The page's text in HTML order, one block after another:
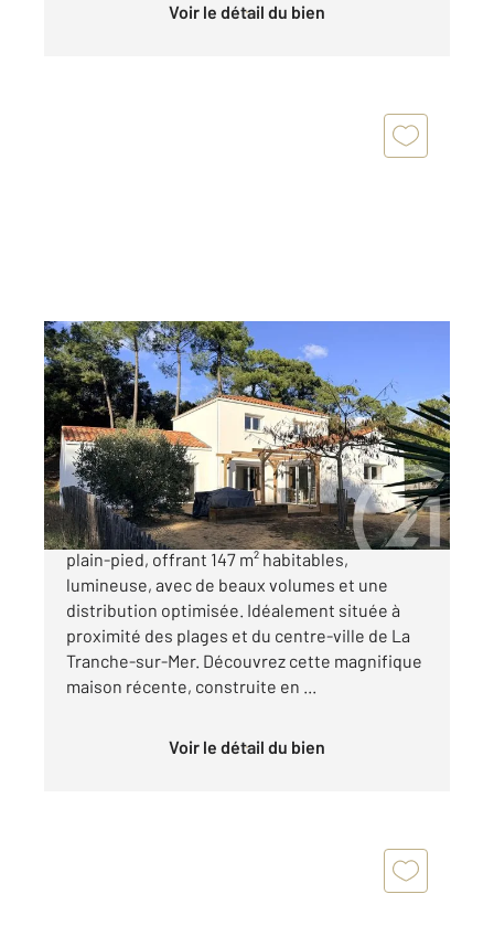
Voir le détail du bien
LA TRANCHE SUR MER 85
147,25 m2, 6 pièces
Ref : 2251
Maison à vendre
586 200 €
À vendre : maison contemporaine de 2021, de
plain-pied, offrant 147 m² habitables,
lumineuse, avec de beaux volumes et une
distribution optimisée. Idéalement située à
proximité des plages et du centre-ville de La
Tranche-sur-Mer. Découvrez cette magnifique
maison récente, construite en ...
Voir le détail du bien